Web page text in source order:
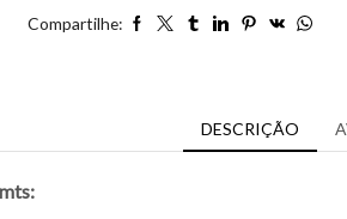
Compartilhe:
DESCRIÇÃO